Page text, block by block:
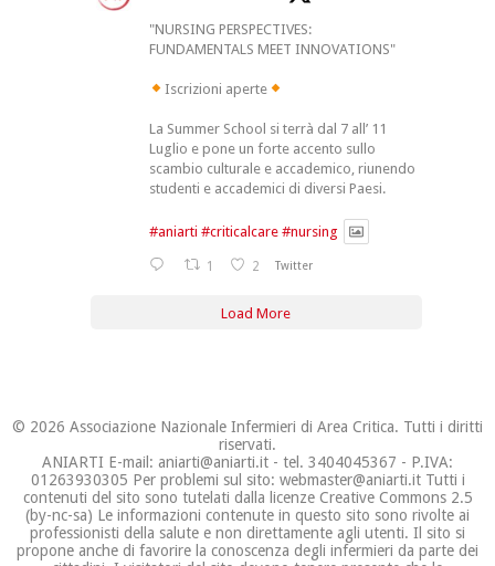
"NURSING PERSPECTIVES:
FUNDAMENTALS MEET INNOVATIONS"
Iscrizioni aperte
La Summer School si terrà dal 7 all’ 11
Luglio e pone un forte accento sullo
scambio culturale e accademico, riunendo
studenti e accademici di diversi Paesi.
#aniarti #criticalcare #nursing
1 2 Twitter
Load More
© 2026 Associazione Nazionale Infermieri di Area Critica. Tutti i diritti
riservati.
ANIARTI E-mail: aniarti@aniarti.it - tel. 3404045367 - P.IVA:
01263930305 Per problemi sul sito: webmaster@aniarti.it Tutti i
contenuti del sito sono tutelati dalla licenze Creative Commons 2.5
(by-nc-sa) Le informazioni contenute in questo sito sono rivolte ai
professionisti della salute e non direttamente agli utenti. Il sito si
propone anche di favorire la conoscenza degli infermieri da parte dei